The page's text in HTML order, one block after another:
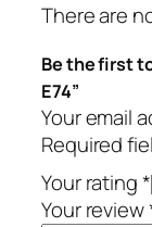
There are
Be the first
E74”
Your email
Required
Your rating*
Your review